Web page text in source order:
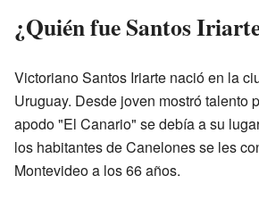
¿Quién fue Santos
Victoriano Santos Iriarte nació en la
Uruguay. Desde joven mostró talento
apodo "El Canario" se debía a su
los habitantes de Canelones se les
Montevideo a los 66 años.